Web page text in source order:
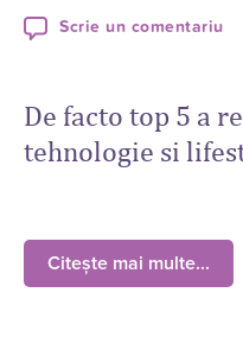
Scrie un comentariu
De facto top 5 a
tehnologie si
Citește mai multe...